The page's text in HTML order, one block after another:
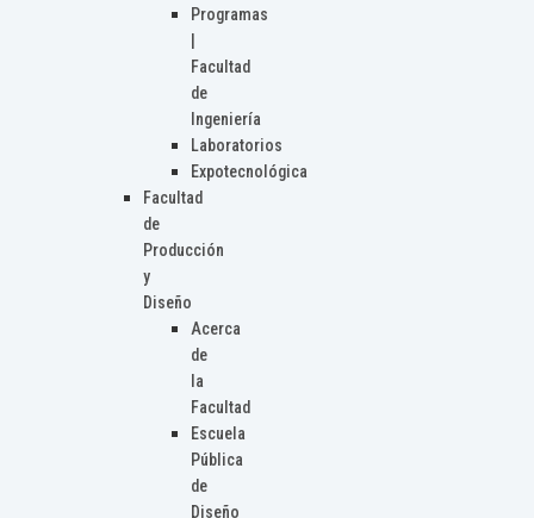
Programas
Facultad
de
Ingeniería
Laboratorios
Expotecnológica
Facultad
de
Producción
y
Diseño
Acerca
de
la
Facultad
Escuela
Pública
de
Diseño